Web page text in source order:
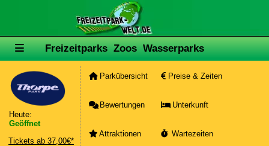
Freizeitparks Zoos Wasserparks
Heute:
Geöffnet
Tickets ab 37,00€*
Parkübersicht Preise & Zeiten
Bewertungen Unterkunft
Attraktionen Wartezeiten